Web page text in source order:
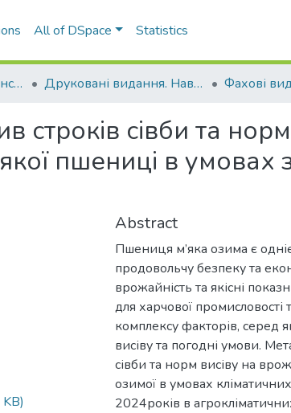
All of DSpace Statistics
Навчально-науковий інститут агротехнологій, селекції та екології Друковані видання. Навчально-науковий інститут агротехнологій, селекції та екології
строків сівби та
пшениці в умовах
Abstract
Пшениця м’яка озима є
продовольчу безпеку та
врожайність та якісні
для харчової
комплексу факторів, серед
висіву та погодні умови.
сівби та норм висіву на
озимої в умовах
2024років в